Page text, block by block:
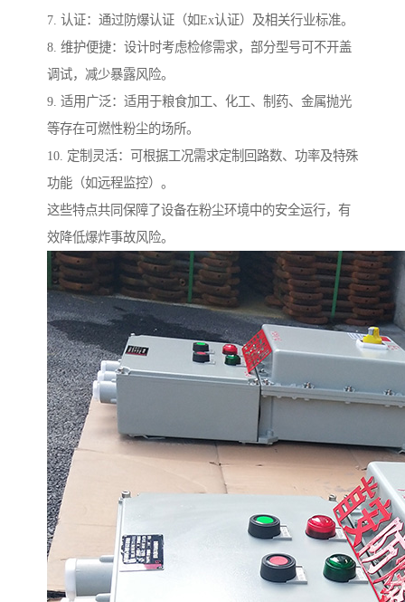
7. 认证：通过防爆认证（如Ex认证）及相关行业标准。
8. 维护便捷：设计时考虑检修需求，部分型号可不开盖
调试，减少暴露风险。
9. 适用广泛：适用于粮食加工、化工、制药、金属抛光
等存在可燃性粉尘的场所。
10. 定制灵活：可根据工况需求定制回路数、功率及特殊
功能（如远程监控）。
这些特点共同保障了设备在粉尘环境中的安全运行，有
效降低爆炸事故风险。